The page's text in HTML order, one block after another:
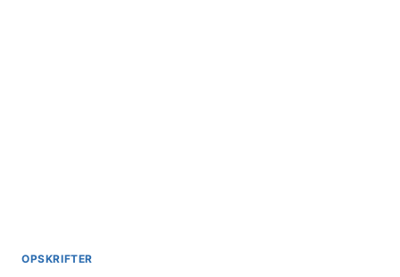
OPSKRIFTER